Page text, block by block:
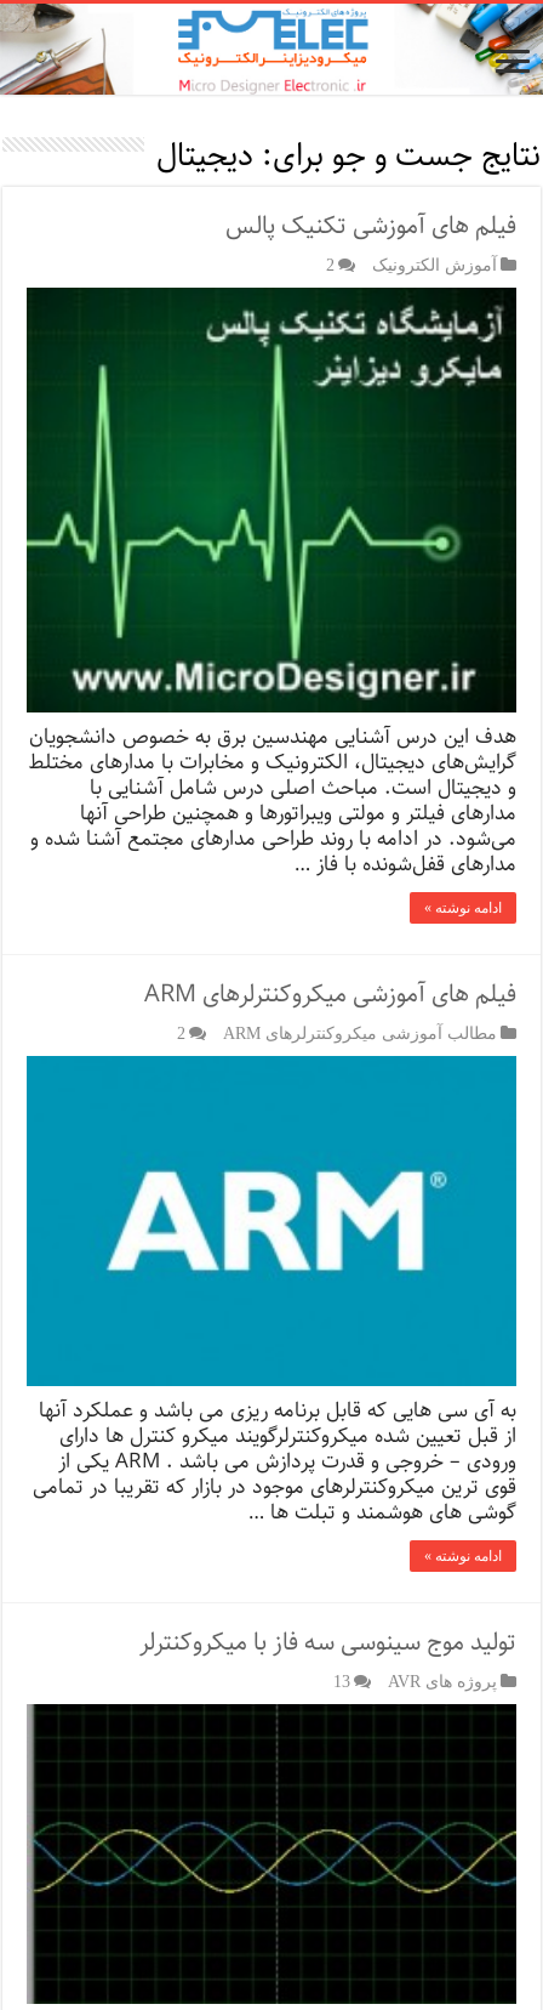
نتایج جست و جو برای: دیجیتال
فیلم های آموزشی تکنیک پالس
آموزش الکترونیک 2
هدف این درس آشنایی مهندسین برق به خصوص دانشجویان
گرایش‌های دیجیتال، الکترونیک و مخابرات با مدارهای مختلط
و دیجیتال است. مباحث اصلی درس شامل آشنایی با
مدارهای فیلتر و مولتی ویبراتورها و همچنین طراحی آنها
می‌شود. در ادامه با روند طراحی مدارهای مجتمع آشنا شده و
مدارهای قفل‌شونده با فاز …
ادامه نوشته »
فیلم های آموزشی میکروکنترلرهای ARM
مطالب آموزشی میکروکنترلرهای ARM 2
به آی سی هایی که قابل برنامه ریزی می باشد و عملکرد آنها
از قبل تعیین شده میکروکنترلرگویند میکرو کنترل ها دارای
ورودی – خروجی و قدرت پردازش می باشد . ARM یکی از
قوی ترین میکروکنترلرهای موجود در بازار که تقریبا در تمامی
گوشی های هوشمند و تبلت ها …
ادامه نوشته »
تولید موج سینوسی سه فاز با میکروکنترلر
پروژه های AVR 13